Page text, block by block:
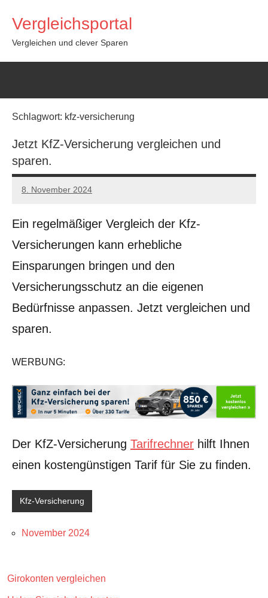
Inhalt
springen
Vergleichsportal
Vergleichen und clever Sparen
Schlagwort: kfz-versicherung
Jetzt KfZ-Versicherung vergleichen und
sparen.
8. November 2024
admin0611
Keine
Ein regelmäßiger Vergleich der Kfz-
Versicherungen kann erhebliche
Einsparungen bringen und den
Versicherungsschutz an die eigenen
Bedürfnisse anpassen. Jetzt vergleichen und
sparen.
WERBUNG:
Der KfZ-Versicherung Tarifrechner hilft Ihnen
einen kostengünstigen Tarif für Sie zu finden.
Kfz-Versicherung
November 2024
Girokonten vergleichen